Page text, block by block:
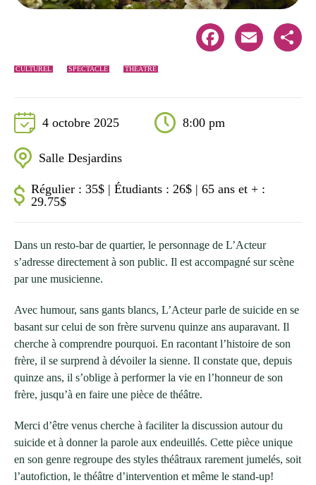
CULTUREL SPECTACLE THÉÂTRE
Facebook Email Share
4 octobre 2025 8:00 pm
Salle Desjardins
Régulier : 35$ | Étudiants : 26$ | 65 ans et + :
29.75$
Dans un resto-bar de quartier, le personnage de L’Acteur
s’adresse directement à son public. Il est accompagné sur scène
par une musicienne.
Avec humour, sans gants blancs, L’Acteur parle de suicide en se
basant sur celui de son frère survenu quinze ans auparavant. Il
cherche à comprendre pourquoi. En racontant l’histoire de son
frère, il se surprend à dévoiler la sienne. Il constate que, depuis
quinze ans, il s’oblige à performer la vie en l’honneur de son
frère, jusqu’à en faire une pièce de théâtre.
Merci d’être venus cherche à faciliter la discussion autour du
suicide et à donner la parole aux endeuillés. Cette pièce unique
en son genre regroupe des styles théâtraux rarement jumelés, soit
l’autofiction, le théâtre d’intervention et même le stand-up!